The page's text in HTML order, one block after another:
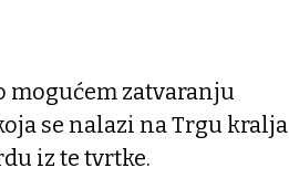
mogućem zatvaranju
se nalazi na Trgu kralja
iz te tvrtke.